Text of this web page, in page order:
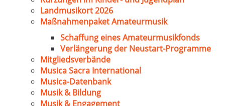
Landmusikort 2026
Maßnahmenpaket Amateurmusik
Schaffung eines Amateurmusikfonds
Verlängerung der Neustart-Programme
Mitgliedsverbände
Musica Sacra International
Musica-Datenbank
Musik & Bildung
Musik & Engagement